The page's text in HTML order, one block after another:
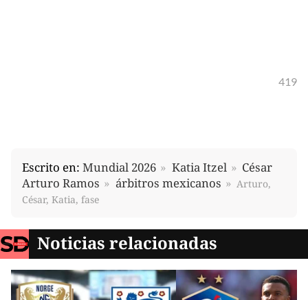
419
Escrito en: Mundial 2026 Katia Itzel
César
Arturo Ramos
árbitros mexicanos
Arturo,
César, Katia, fase
Noticias relacionadas